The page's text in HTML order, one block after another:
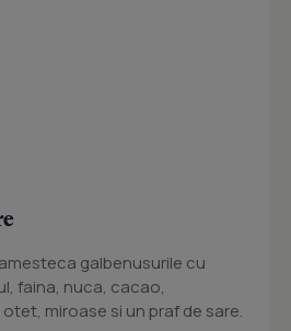
galbenusurile cu
faina, nuca, cacao,
miroase si un praf de sare.